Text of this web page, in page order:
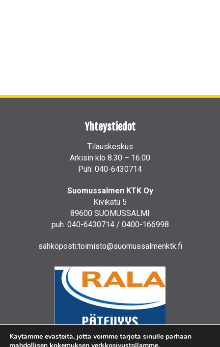
Yhteystiedot
Tilauskeskus
Arkisin klo 8.30 – 16.00
Puh: 040-6430714
Suomussalmen KTK Oy
Kivikatu 5
89600 SUOMUSSALMI
puh. 040-6430714 / 0400-166998
sähköposti:toimisto@suomussalmenktk.fi
Käytämme evästeitä, jotta voimme tarjota sinulle parhaan